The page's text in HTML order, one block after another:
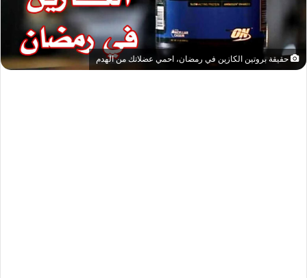
حقيقة بروتين الكازين في رمضان، احمي عضلاتك من الهدم